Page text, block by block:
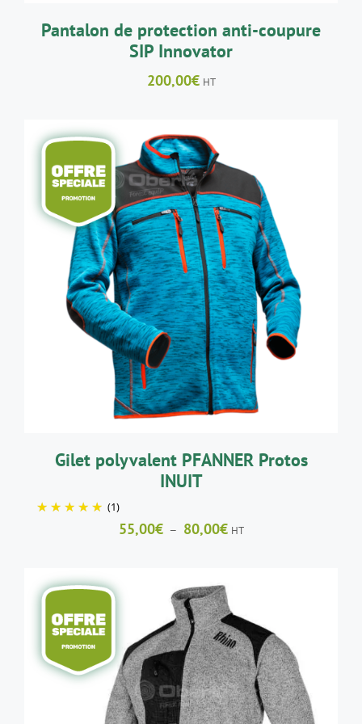
LA
PAGE
DU
Pantalon de protection anti-coupure
SIP Innovator
200,00€ HT
CHOIX DES OPTIONSCE
PRODUIT
A
PLUSIEURS
VARIATIONS.
LES
OPTIONS
PEUVENT
ÊTRE
LA
PAGE
/ DÉTAILS
Gilet polyvalent PFANNER Protos
INUIT
(1)
55,00€ – 80,00€Plage
à
80,00€
HT